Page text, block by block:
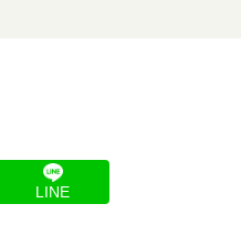
LINE